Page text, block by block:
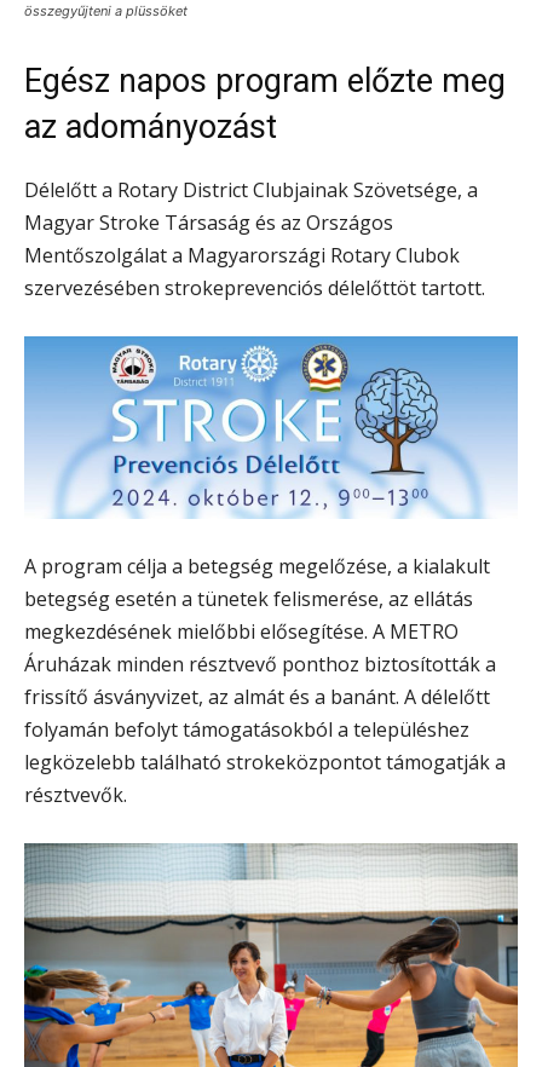
összegyűjteni a plüssöket
Egész napos program előzte meg
az adományozást
Délelőtt a Rotary District Clubjainak Szövetsége, a
Magyar Stroke Társaság és az Országos
Mentőszolgálat a Magyarországi Rotary Clubok
szervezésében strokeprevenciós délelőttöt tartott.
A program célja a betegség megelőzése, a kialakult
betegség esetén a tünetek felismerése, az ellátás
megkezdésének mielőbbi elősegítése. A METRO
Áruházak minden résztvevő ponthoz biztosították a
frissítő ásványvizet, az almát és a banánt. A délelőtt
folyamán befolyt támogatásokból a településhez
legközelebb található strokeközpontot támogatják a
résztvevők.